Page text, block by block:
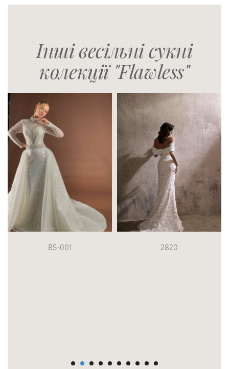
Інші весільні сукні
колекції "Flawless"
BS-001 2820